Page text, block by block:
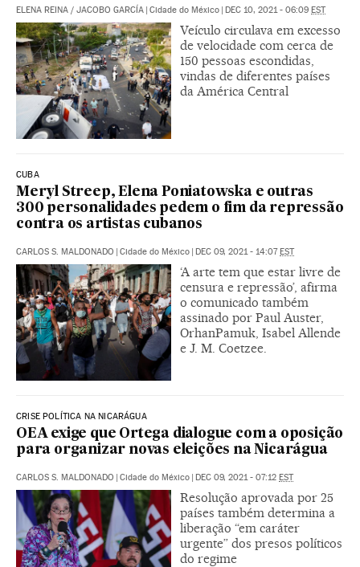
ELENA REINA / JACOBO GARCÍA | Cidade do México | DEC 10, 2021 - 06:09 EST
Veículo circulava em excesso
de velocidade com cerca de
150 pessoas escondidas,
vindas de diferentes países
da América Central
CUBA
Meryl Streep, Elena Poniatowska e outras
300 personalidades pedem o fim da repressão
contra os artistas cubanos
CARLOS S. MALDONADO | Cidade do México | DEC 09, 2021 - 14:07EST
‘A arte tem que estar livre de
censura e repressão’, afirma
o comunicado também
assinado por Paul Auster,
OrhanPamuk, Isabel Allende
e J. M. Coetzee.
CRISE POLÍTICA NA NICARÁGUA
OEA exige que Ortega dialogue com a oposição
para organizar novas eleições na Nicarágua
CARLOS S. MALDONADO | Cidade do México | DEC 09, 2021 - 07:12 EST
Resolução aprovada por 25
países também determina a
liberação “em caráter
urgente” dos presos políticos
do regime